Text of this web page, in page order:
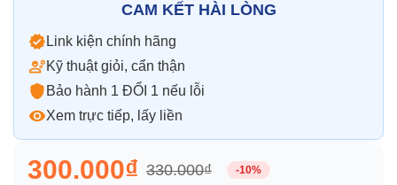
CAM KẾT HÀI LÒNG
Link kiện chính hãng
Kỹ thuật giỏi, cẩn thận
Bảo hành 1 ĐỔI 1 nếu lỗi
Xem trực tiếp, lấy liền
300.000₫ 330.000₫ -10%